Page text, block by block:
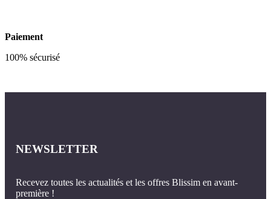
Paiement
100% sécurisé
NEWSLETTER
Recevez toutes les actualités et les offres Blissim en avant-
première !